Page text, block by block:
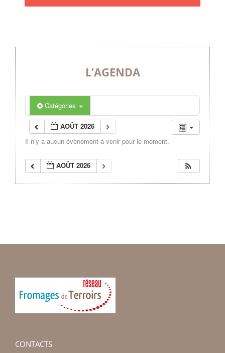
L’AGENDA
Catégories
AOÛT 2026
Il n’y a aucun évènement à venir pour le moment.
AOÛT 2026
CONTACTS